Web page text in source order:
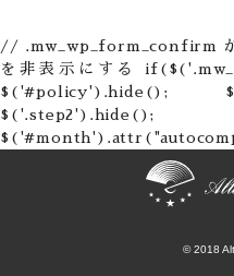
// .mw_wp_form_confirm が
を非表示にする
$('#policy').hide();
© 2018